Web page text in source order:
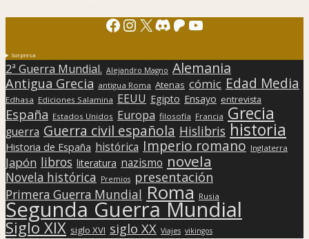
Facebook
Instagram
X Discord
Patreon
YouTube
Sorpresa
2ª Guerra Mundial. Alejandro Magno Alemania
Antigua Grecia antigua Roma Atenas cómic Edad Media
Edhasa Ediciones Salamina EEUU Egipto Ensayo entrevista
España Estados Unidos Europa filosofía Francia Grecia
guerra Guerra civil española Hislibris historia
Historia de España histórica Imperio romano Inglaterra
Japón libros literatura nazismo novela
Novela histórica Premios presentación
Primera Guerra Mundial Roma Rusia
Segunda Guerra Mundial
Siglo XIX siglo XVI siglo XX Viajes vikingos